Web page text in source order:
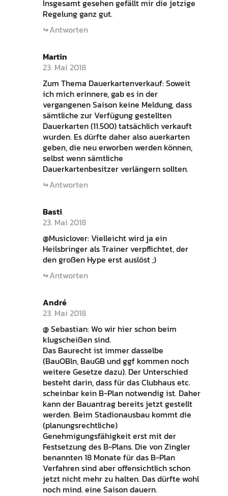
Insgesamt gesehen gefällt mir die jetzige
Regelung ganz gut.
Antworten
Martin
23. Mai 2018
Zum Thema Dauerkartenverkauf: Soweit
ich mich erinnere, gab es in der
vergangenen Saison keine Meldung, dass
sämtliche zur Verfügung gestellten
Dauerkarten (11.500) tatsächlich verkauft
wurden. Es dürfte daher also auerkarten
geben, die neu erworben werden können,
selbst wenn sämtliche
Dauerkartenbesitzer verlängern sollten.
Antworten
Basti
23. Mai 2018
@Musiclover: Vielleicht wird ja ein
Heilsbringer als Trainer verpflichtet, der
den großen Hype erst auslöst ;)
Antworten
André
23. Mai 2018
@ Sebastian: Wo wir hier schon beim
klugscheißen sind.
Das Baurecht ist immer dasselbe
(BauOBln, BauGB und ggf kommen noch
weitere Gesetze dazu). Der Unterschied
besteht darin, dass für das Clubhaus etc.
scheinbar kein B-Plan notwendig ist. Daher
kann der Bauantrag bereits jetzt gestellt
werden. Beim Stadionausbau kommt die
(planungsrechtliche)
Genehmigungsfähigkeit erst mit der
Festsetzung des B-Plans. Die von Zingler
benannten 18 Monate für das B-Plan
Verfahren sind aber offensichtlich schon
jetzt nicht mehr zu halten. Das dürfte wohl
noch mind. eine Saison dauern.